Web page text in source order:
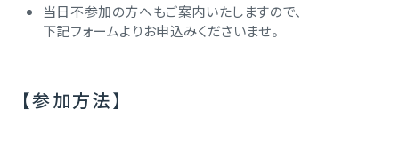
当日不参加の方へもご案内いたしますので、
下記フォームよりお申込みくださいませ。
【参加方法】